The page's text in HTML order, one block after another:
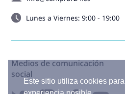
Este sitio utiliza cookies
Lunes a Viernes: 9:00 - 19:00
Medios de comunicación
social